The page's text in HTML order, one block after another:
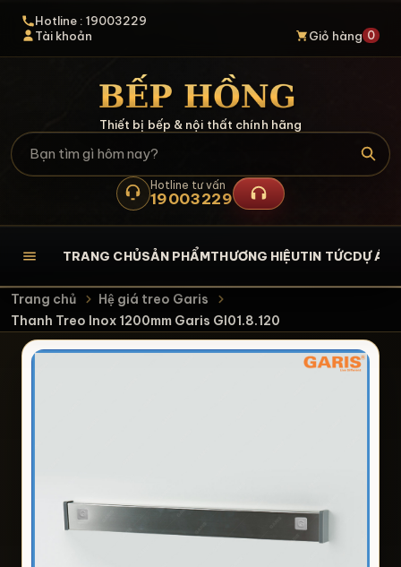
Hotline : 19003229
Tài khoản
Giỏ hàng 0
Thiết bị bếp & nội thất chính hãng
Hotline tư vấn
19003229
TRANG CHỦSẢN PHẨMTHƯƠNG HIỆUTIN TỨCDỰ ÁN
Trang chủ
Hệ giá treo Garis
Thanh Treo Inox 1200mm Garis GI01.8.120